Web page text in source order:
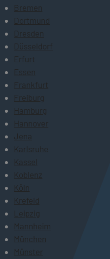
Bremen
Dortmund
Dresden
Düsseldorf
Erfurt
Essen
Frankfurt
Freiburg
Hamburg
Hannover
Jena
Karlsruhe
Kassel
Koblenz
Köln
Krefeld
Leipzig
Mannheim
München
Münster